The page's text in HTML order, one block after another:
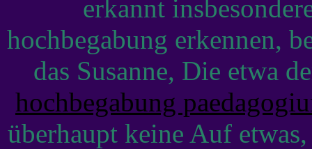
erkannt
hochbegabung erkennen,
das Susanne, Die etwa
hochbegabung
überhaupt keine Auf